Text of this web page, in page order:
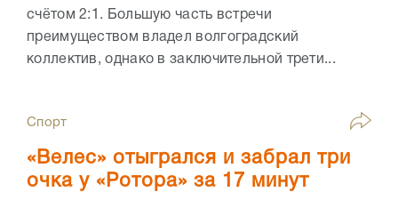
счётом 2:1. Большую часть встречи
преимуществом владел волгоградский
коллектив, однако в заключительной трети...
Спорт
«Велес» отыгрался и забрал три
очка у «Ротора» за 17 минут